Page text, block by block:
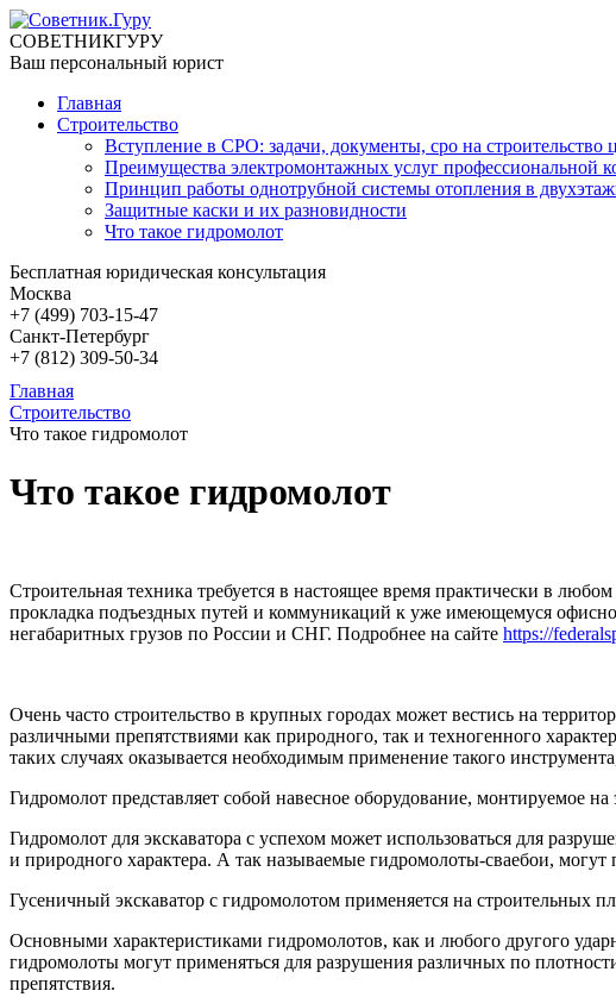
СОВЕТНИКГУРУ
Ваш персональный юрист
Главная
Строительство
Вступление в СРО: задачи, документы, сро на строительство
Преимущества электромонтажных услуг профессиональной
Принцип работы однотрубной системы отопления в
Защитные каски и их разновидности
Что такое гидромолот
Бесплатная юридическая консультация
Москва
+7 (499) 703-15-47
Санкт-Петербург
+7 (812) 309-50-34
Главная
Строительство
Что такое гидромолот
Что такое гидромолот
Строительная техника требуется в настоящее время практически в
прокладка подъездных путей и коммуникаций к уже имеющемуся
негабаритных грузов по России и СНГ. Подробнее на сайте https://
Очень часто строительство в крупных городах может вестись на
различными препятствиями как природного, так и техногенного
таких случаях оказывается необходимым применение такого
Гидромолот представляет собой навесное оборудование, монтируемое
Гидромолот для экскаватора с успехом может использоваться для
и природного характера. А так называемые гидромолоты-сваебои,
Гусеничный экскаватор с гидромолотом применяется на строительных
Основными характеристиками гидромолотов, как и любого другого
гидромолоты могут применяться для разрушения различных по
препятствия.